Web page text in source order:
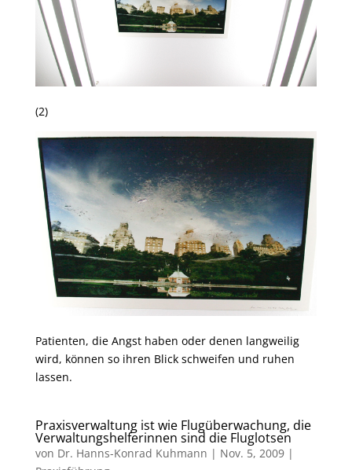
(2)
Patienten, die Angst haben oder denen langweilig
wird, können so ihren Blick schweifen und ruhen
lassen.
Praxisverwaltung ist wie Flugüberwachung, die
Verwaltungshelferinnen sind die Fluglotsen
von Dr. Hanns-Konrad Kuhmann | Nov. 5, 2009|